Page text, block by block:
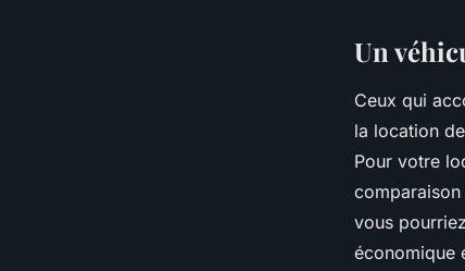
Un
Ceux qui
la location
Pour votre
vous
économique